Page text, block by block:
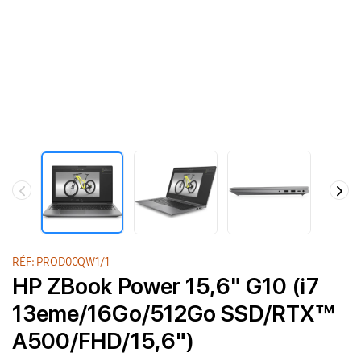
RÉF: PROD00QW1/1
HP ZBook Power 15,6" G10 (i7
13eme/16Go/512Go SSD/RTX™
A500/FHD/15,6")